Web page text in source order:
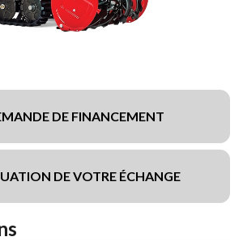
DE FINANCEMENT
DE VOTRE ÉCHANGE